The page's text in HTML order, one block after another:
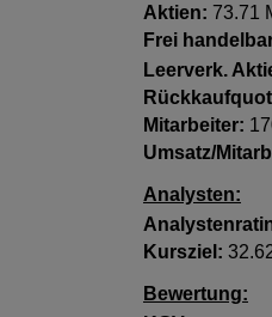
Aktien: 73.71
Frei
Leerverk.
Mitarbeiter:
Umsatz/
Analysten:
Kursziel:
Bewertung: